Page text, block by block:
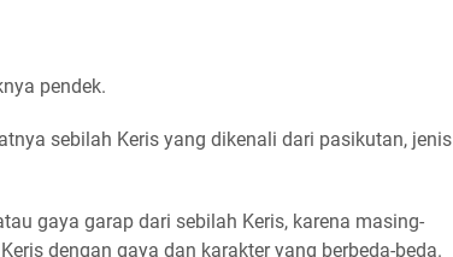
pendek.
sebilah Keris yang dikenali dari pasikutan, jenis
gaya garap dari sebilah Keris, karena masing-
dengan gaya dan karakter yang berbeda-beda.